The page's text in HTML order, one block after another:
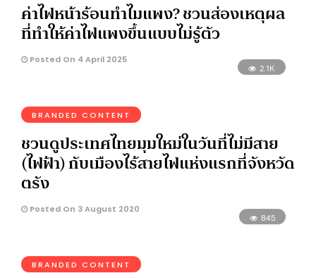
ค่าไฟหน้าร้อนทำไมแพง? ชวนส่องเหตุผล
ที่ทำให้ค่าไฟแพงขึ้นแบบไม่รู้ตัว
Posted On 4 April 2025
2.1K
BRANDED CONTENT
ชวนดูประเทศไทยมุมใหม่ในวันที่ไม่มีสาย
(ไฟฟ้า) กับเมืองไร้สายไฟแห่งแรกที่จังหวัด
ตรัง
Posted On 3 August 2020
845
BRANDED CONTENT